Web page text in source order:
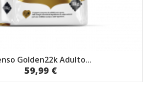
Golden22k Adulto...
59,99 €